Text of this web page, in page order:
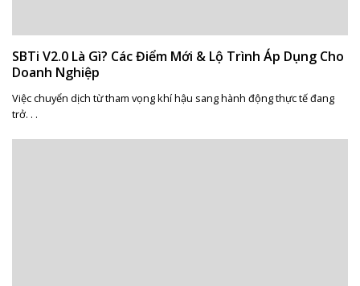
SBTi V2.0 Là Gì? Các Điểm Mới & Lộ Trình Áp Dụng Cho
Doanh Nghiệp
Việc chuyển dịch từ tham vọng khí hậu sang hành động thực tế đang
trở. . .